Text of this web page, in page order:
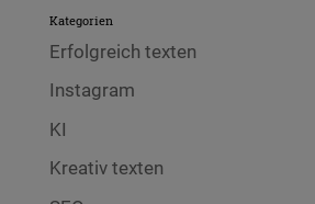
Kategorien
Erfolgreich texten
Instagram
KI
Kreativ texten